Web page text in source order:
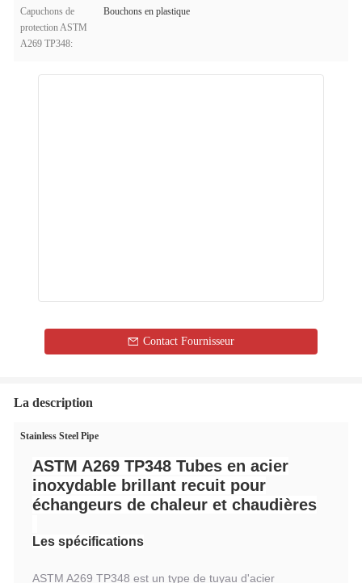
Capuchons de
protection ASTM
A269 TP348:
Bouchons en plastique
Contact Fournisseur
La description
Stainless Steel Pipe
ASTM A269 TP348 Tubes en acier
inoxydable brillant recuit pour
échangeurs de chaleur et chaudières
Les spécifications
ASTM A269 TP348 est un type de tuyau d'acier